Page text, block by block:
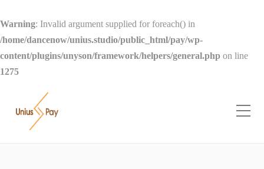
Warning: Invalid argument supplied for foreach() in
/home/dancenow/unius.studio/public_html/pay/wp-
content/plugins/unyson/framework/helpers/general.php on line
1275